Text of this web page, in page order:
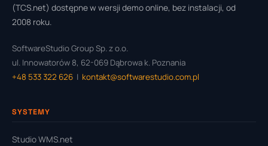
(TCS.net) dostępne w wersji demo online, bez instalacji, od
2008 roku.
SoftwareStudio Group Sp. z o.o.
ul. Innowatorów 8, 62-069 Dąbrowa k. Poznania
+48 533 322 626 | kontakt@softwarestudio.com.pl
SYSTEMY
Studio WMS.net